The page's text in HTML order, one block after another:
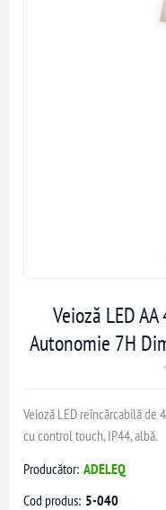
Veioză LED
Autonomie 7H
Veioză LED reîncărcabilă de
cu control touch, IP44, albă.
Producător: ADELEQ
Cod produs: 5-040